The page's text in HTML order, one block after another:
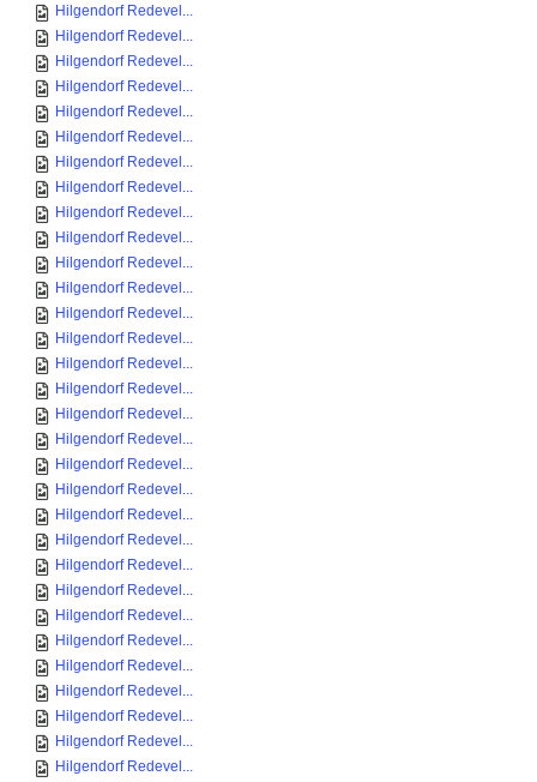
Hilgendorf Redevel...
Hilgendorf Redevel...
Hilgendorf Redevel...
Hilgendorf Redevel...
Hilgendorf Redevel...
Hilgendorf Redevel...
Hilgendorf Redevel...
Hilgendorf Redevel...
Hilgendorf Redevel...
Hilgendorf Redevel...
Hilgendorf Redevel...
Hilgendorf Redevel...
Hilgendorf Redevel...
Hilgendorf Redevel...
Hilgendorf Redevel...
Hilgendorf Redevel...
Hilgendorf Redevel...
Hilgendorf Redevel...
Hilgendorf Redevel...
Hilgendorf Redevel...
Hilgendorf Redevel...
Hilgendorf Redevel...
Hilgendorf Redevel...
Hilgendorf Redevel...
Hilgendorf Redevel...
Hilgendorf Redevel...
Hilgendorf Redevel...
Hilgendorf Redevel...
Hilgendorf Redevel...
Hilgendorf Redevel...
Hilgendorf Redevel...